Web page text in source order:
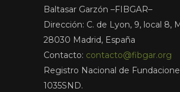
Baltasar Garzón –FIBGAR–
Dirección: C. de Lyon, 9, local 8,
28030 Madrid, España
Contacto: contacto@fibgar.org
Registro Nacional de
1035SND.